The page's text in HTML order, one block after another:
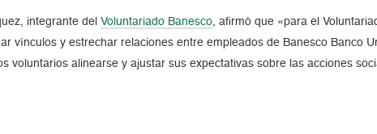
integrante delVoluntariado Banesco , afirmó que «para el
vínculos y estrechar relaciones entre empleados de Banesco Banco
voluntarios alinearse y ajustar sus expectativas sobre las acciones